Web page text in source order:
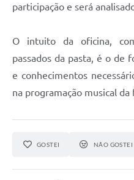
participação e será
O intuito da oficina,
passados da pasta, é o de
e conhecimentos
na programação musical da
GOSTEI NÃO GOSTEI